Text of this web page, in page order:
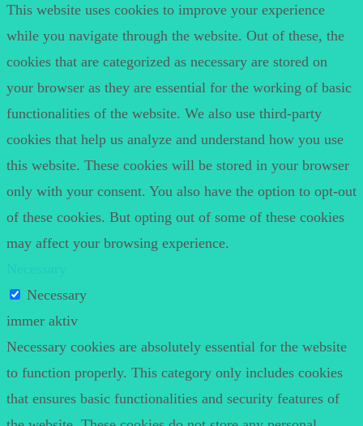
This website uses cookies to improve your experience
while you navigate through the website. Out of these, the
cookies that are categorized as necessary are stored on
your browser as they are essential for the working of basic
functionalities of the website. We also use third-party
cookies that help us analyze and understand how you use
this website. These cookies will be stored in your browser
only with your consent. You also have the option to opt-out
of these cookies. But opting out of some of these cookies
may affect your browsing experience.
Necessary
immer aktiv
Necessary cookies are absolutely essential for the website
to function properly. This category only includes cookies
that ensures basic functionalities and security features of